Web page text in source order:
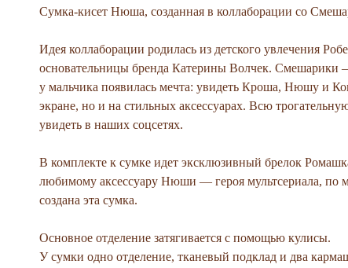
Сумка-кисет Нюша, созданная в коллаборации со
Идея коллаборации родилась из детского увлечения
основательницы бренда Катерины Волчек. Смешарики
у мальчика появилась мечта: увидеть Кроша, Нюшу и
экране, но и на стильных аксессуарах. Всю
увидеть в наших соцсетях.
В комплекте к сумке идет эксклюзивный брелок
любимому аксессуару Нюши — героя мультсериала, по
создана эта сумка.
Основное отделение затягивается с помощью кулисы.
У сумки одно отделение, тканевый подклад и два